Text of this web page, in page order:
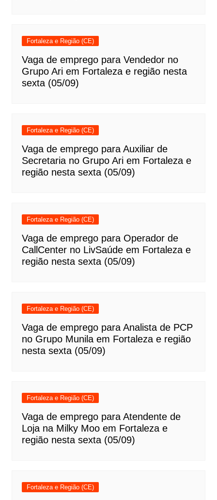
Fortaleza e Região (CE)
Vaga de emprego para Vendedor no
Grupo Ari em Fortaleza e região nesta
sexta (05/09)
Fortaleza e Região (CE)
Vaga de emprego para Auxiliar de
Secretaria no Grupo Ari em Fortaleza e
região nesta sexta (05/09)
Fortaleza e Região (CE)
Vaga de emprego para Operador de
CallCenter no LivSaúde em Fortaleza e
região nesta sexta (05/09)
Fortaleza e Região (CE)
Vaga de emprego para Analista de PCP
no Grupo Munila em Fortaleza e região
nesta sexta (05/09)
Fortaleza e Região (CE)
Vaga de emprego para Atendente de
Loja na Milky Moo em Fortaleza e
região nesta sexta (05/09)
Fortaleza e Região (CE)